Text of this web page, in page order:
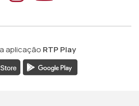
aplicação RTP Play